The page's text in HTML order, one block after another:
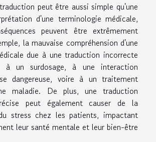
peut être aussi simple qu'une
d'une terminologie médicale,
peuvent être extrêmement
la mauvaise compréhension d'une
due à une traduction incorrecte
à un surdosage, à une interaction
dangereuse, voire à un traitement
maladie. De plus, une traduction
peut également causer de la
stress chez les patients, impactant
leur santé mentale et leur bien-être